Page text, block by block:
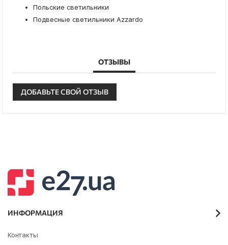
Польские светильники
Подвесные светильники Azzardo
ОТЗЫВЫ
ДОБАВЬТЕ СВОЙ ОТЗЫВ
ИНФОРМАЦИЯ
Контакты